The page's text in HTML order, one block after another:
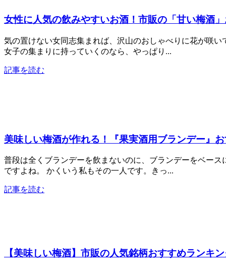
女性に人気の飲みやすいお酒！市販の「甘い梅酒
気の置けない女同志集まれば、沢山のおしゃべりに花が咲
女子の集まりに持っていくのなら、やっぱり...
記事を読む
美味しい梅酒が作れる！『果実酒用ブランデー』
普段は全くブランデーを飲まないのに、ブランデーをベー
ですよね。 かくいう私もその一人です。きっ...
記事を読む
【美味しい梅酒】市販の人気銘柄おすすめランキ